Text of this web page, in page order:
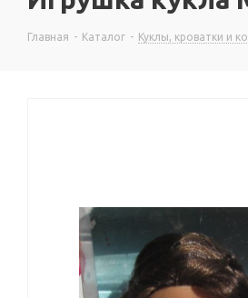
Главная - Каталог - Куклы, кроватки и